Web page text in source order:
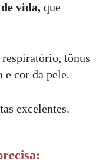
vida, que
tônus
cor da pele.
excelentes.